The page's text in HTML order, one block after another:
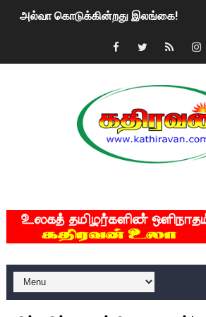
அல்வா கொடுக்கின்றது இலங்கை!
2ஆம் நாள் உக்ரைன் யுத்தம்!! எங்களைத்
மகிந்த ராஜபக்சே பதவி விலக திட்டம்?
ரவுடி பேபிக்கு நடந்த தரமான
குண்டை தூக்கிப்போட்ட ஆய்வு….
யாழில் தமிழின தலைவர்
ஏர்போர்ட்டில் உதைத்த நபர் யார், என்ன
சீனா இலங்கையிடம் 8 மில்லியன்